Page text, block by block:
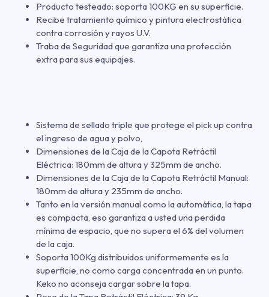
Producto testeado: soporta 100KG en su superficie.
Recibe tratamiento químico y pintura electrostática
contra corrosión y rayos U.V.
Traba de Seguridad que garantiza una protección
extra para sus equipajes.
Sistema de sellado triple que protege el pick up contra
el ingreso de agua y polvo,
Dimensiones de la Caja de la Capota Retráctil
Eléctrica: 180mm de altura y 325mm de ancho.
Dimensiones de la Caja de la Capota Retráctil Manual:
180mm de altura y 235mm de ancho.
Tanto en la versión manual como la automática, la tapa
es compacta, eso garantiza a usted una perdida
mínima de espacio, que no supera el 6% del volumen
de la caja.
Soporta 100Kg distribuidos uniformemente es la
superficie, no como carga concentrada en un punto.
Keko no aconseja cargar sobre la tapa.